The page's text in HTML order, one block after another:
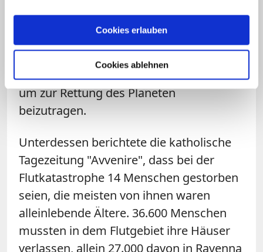
Cookies erlauben
Cookies ablehnen
gebe klare Hinweise darauf,
was jeder einzelne Mensch tun müsse,
um zur Rettung des Planeten
beizutragen.
Unterdessen berichtete die katholische
Tagezeitung "Avvenire", dass bei der
Flutkatastrophe 14 Menschen gestorben
seien, die meisten von ihnen waren
alleinlebende Ältere. 36.600 Menschen
mussten in dem Flutgebiet ihre Häuser
verlassen, allein 27.000 davon in Ravenna